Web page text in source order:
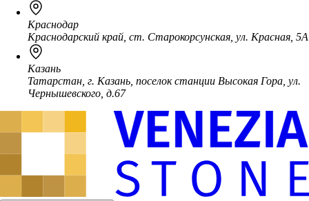
Краснодар
Краснодарский край, ст. Старокорсунская, ул. Красная, 5А
Казань
Татарстан, г. Казань, поселок станции Высокая Гора, ул.
Чернышевского, д.67